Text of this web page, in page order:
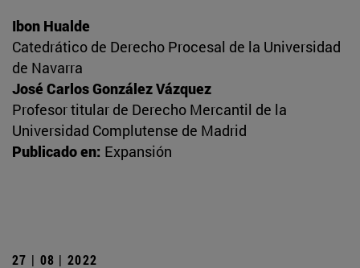
Ibon Hualde
Catedrático de Derecho Procesal de la Universidad
de Navarra
José Carlos González Vázquez
Profesor titular de Derecho Mercantil de la
Universidad Complutense de Madrid
Publicado en: Expansión
27 | 08 | 2022